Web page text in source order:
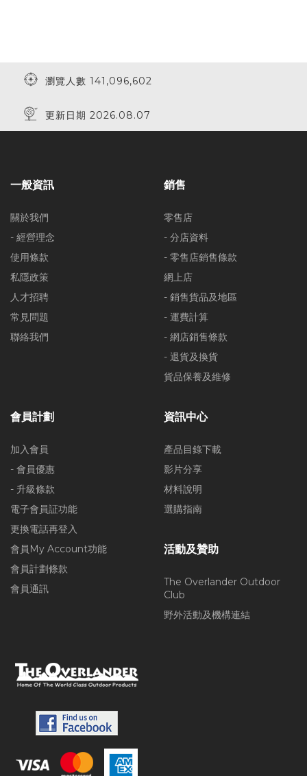
瀏覽人數 141,096,602
更新日期 2026.08.07
一般資訊
關於我們
- 經營理念
使用條款
私隱政策
人才招聘
常見問題
聯絡我們
銷售
零售店
- 分店資料
- 零售店銷售條款
網上店
- 銷售貨品及地區
- 運費計算
- 網店銷售條款
- 退貨及換貨
貨品保養及維修
會員計劃
加入會員
- 會員優惠
- 升級條款
電子會員証功能
更換電話再登入
會員My Account功能
會員計劃條款
會員通訊
資訊中心
產品目錄下載
影片分享
材料說明
選購指南
活動及贊助
The Overlander Outdoor
Club
野外活動及機構連結